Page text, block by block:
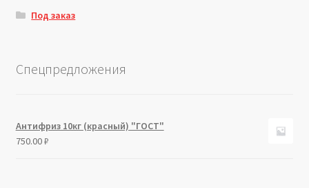
Под заказ
Спецпредложения
Антифриз 10кг (красный) "ГОСТ"
750.00₽